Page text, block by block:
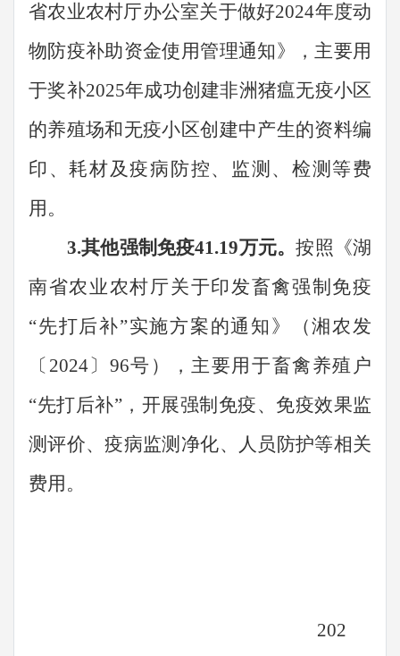
省农业农村厅办公室关于做好2024年度动
物防疫补助资金使用管理通知》，主要用
于奖补2025年成功创建非洲猪瘟无疫小区
的养殖场和无疫小区创建中产生的资料编
印、耗材及疫病防控、监测、检测等费
用。
3.其他强制免疫41.19万元。按照《湖
南省农业农村厅关于印发畜禽强制免疫
“先打后补”实施方案的通知 》（湘农发
〔 2024〕96号 ）
，主要用于畜禽养殖户
“先打后补”，开展强制免疫、免疫效果监
测评价、疫病监测净化、人员防护等相关
费用。
202